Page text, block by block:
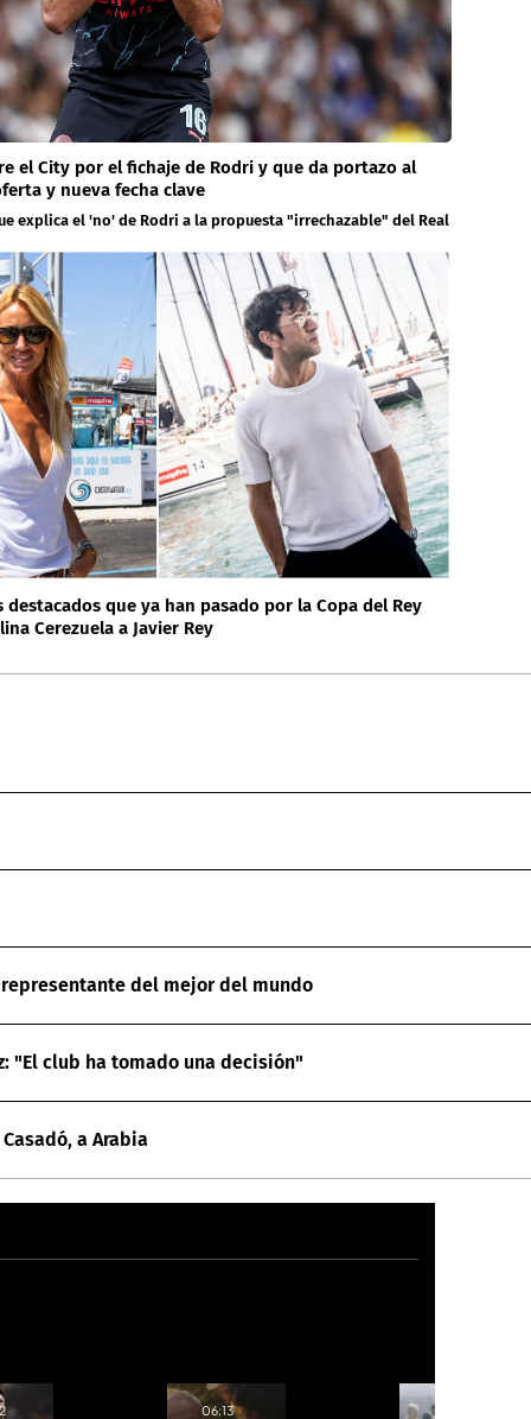
el City por el fichaje de Rodri y que da portazo al
y nueva fecha clave
explica el 'no' de Rodri a la propuesta "irrechazable" del Real
destacados que ya han pasado por la Copa del Rey
Cerezuela a Javier Rey
del mejor del mundo
"El club ha tomado una decisión"
a Arabia
06:13 06:30